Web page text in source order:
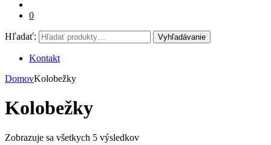
0
Hľadať: Vyhľadávanie
Kontakt
DomovKolobežky
Kolobežky
Zobrazuje sa všetkych 5 výsledkov